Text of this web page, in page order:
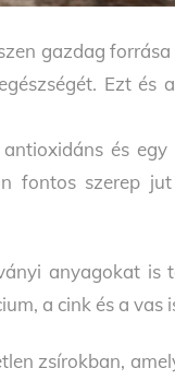
gazdag
Ezt és
és egy
fontos szerep
anyagokat is
a cink és a vas
zsírokban,